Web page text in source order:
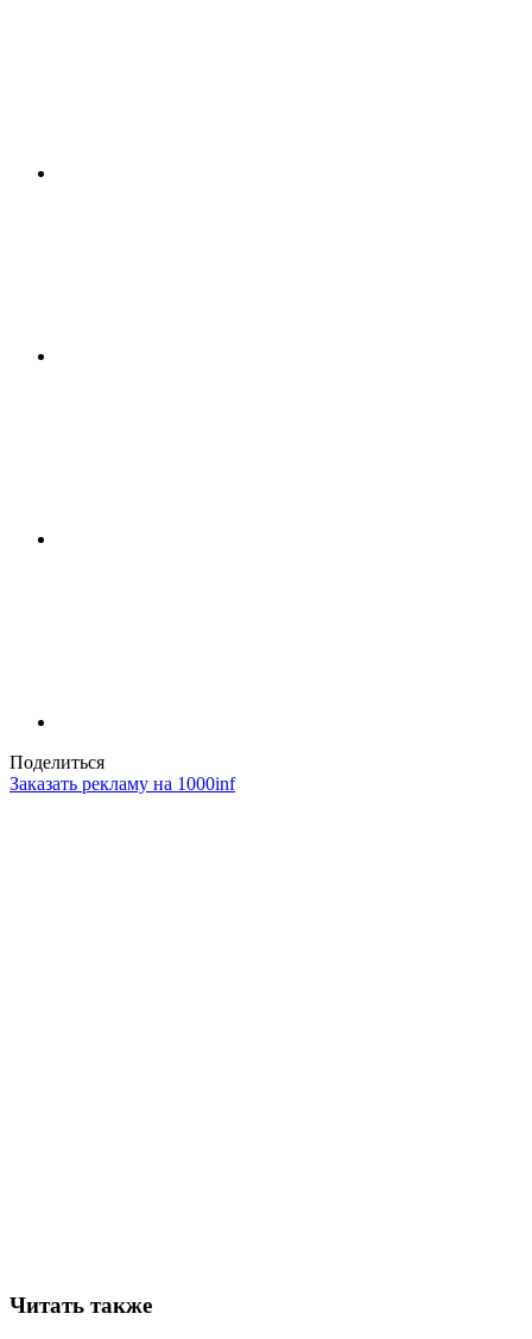
Поделиться
Заказать рекламу на 1000inf
Читать также